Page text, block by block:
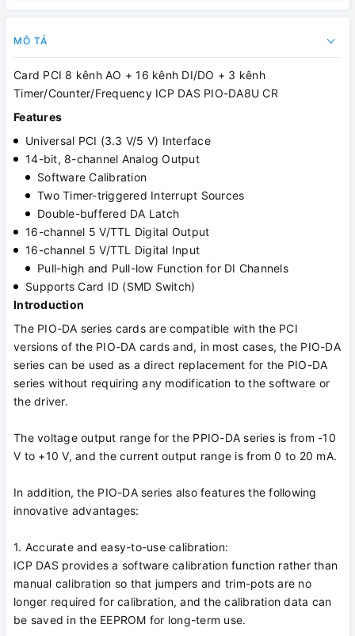
MÔ TẢ
Card PCI 8 kênh AO + 16 kênh DI/DO + 3 kênh
Timer/Counter/Frequency ICP DAS PIO-DA8U CR
Features
Universal PCI (3.3 V/5 V) Interface
14-bit, 8-channel Analog Output
Software Calibration
Two Timer-triggered Interrupt Sources
Double-buffered DA Latch
16-channel 5 V/TTL Digital Output
16-channel 5 V/TTL Digital Input
Pull-high and Pull-low Function for DI Channels
Supports Card ID (SMD Switch)
Introduction
The PIO-DA series cards are compatible with the PCI
versions of the PIO-DA cards and, in most cases, the PIO-DA
series can be used as a direct replacement for the PIO-DA
series without requiring any modification to the software or
the driver.
The voltage output range for the PPIO-DA series is from -10
V to +10 V, and the current output range is from 0 to 20 mA.
In addition, the PIO-DA series also features the following
innovative advantages:
1. Accurate and easy-to-use calibration:
ICP DAS provides a software calibration function rather than
manual calibration so that jumpers and trim-pots are no
longer required for calibration, and the calibration data can
be saved in the EEPROM for long-term use.